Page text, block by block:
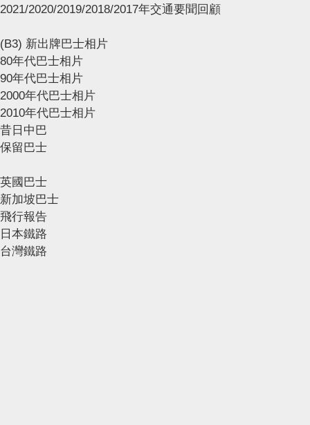
2021/2020/2019/2018/2017年交通要聞回顧
(B3) 新出牌巴士相片
80年代巴士相片
90年代巴士相片
2000年代巴士相片
2010年代巴士相片
昔日中巴
保留巴士
英國巴士
新加坡巴士
飛行報告
日本鐵路
台灣鐵路